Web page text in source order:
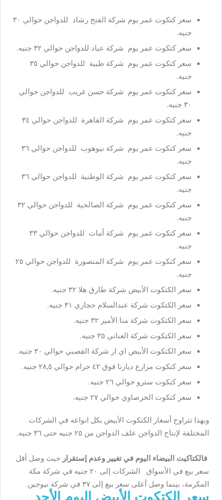
سعر كتكوت عمر يوم شركة الفتح رشاد للدواجن حوالي ٣٠
جنيه.
سعر كتكوت عمر يوم شركة عياد للدواجن حوالي ٣٢ جنيه.
سعر كتكوت عمر يوم شركة طيبة للدواجن حوالي ٣٥
جنيه.
سعر كتكوت عمر يوم شركة حسن غريب للدواجن حوالي
٣٠ جنيه.
سعر كتكوت عمر يوم شركة القاهرة للدواجن حوالي ٣٤
جنيه.
سعر كتكوت عمر يوم شركة نيوهوب للدواجن حوالي ٣٦
جنيه.
سعر كتكوت عمر يوم شركة الوطنية للدواجن حوالي ٣٦
جنيه.
سعر كتكوت عمر يوم شركة الصالحية للدواجن حوالي ٣٢
جنيه.
سعر كتكوت عمر يوم شركة أمات للدواجن حوالي ٣٣
جنيه.
سعر كتكوت عمر يوم شركة المنصورة للدواجن حوالي ٢٥
جنيه.
سعر الكتكوت الأبيض شركة طارق هلا ٣٢ جنيه.
سعر الكتكوت شركة عبدالسلام حجازي ٣١ جنيه.
سعر الكتكوت شركة منا الأمير ٣٢ جنيه.
سعر الكتكوت شركة العناني ٣٥ جنيه.
سعر الكتكوت الأبيض اي ار شركة القصبي حوالي ٣٠ جنيه.
سعر كتكوت مزارع ديارنا فوق ٤٢ جرام حوالي ٢٨,٥ جنيه.
سعر كتكوت سترو حوالي ٢٦ جنيه.
سعر كتكوت الخرصاوي حوالي ٢٧ جنيه.
وبهذا تتراوح أسعار الكتكوت الأبيض بكل انواعه في الشركات
المختلفة لإنتاج الدواجن علف الدواجن من ٢٥ جنيه حتى ٣٦ جنيه.
فالكتاكيت البيضاء اليوم في تغيير وعدم إستقرار حيث وصل أقل
سعر بيع في الأسواق الشركات إلى ٢٠ جنيه في شركة مكة
المكرمة، بينما وصل أعلى سعر بيع إلى ٣٧ في شركة نيوجين.